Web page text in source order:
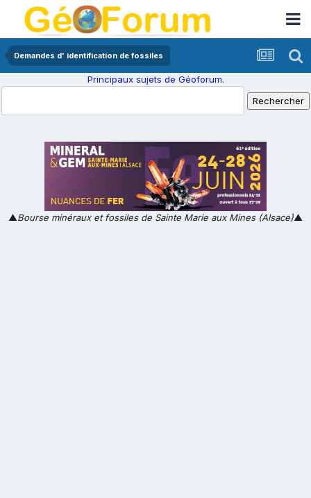
Demandes d' identification de fossiles
Principaux sujets de Géoforum.
▲Bourse minéraux et fossiles de Sainte Marie aux Mines (Alsace)▲